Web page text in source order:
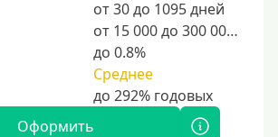
от 30 до 1095 дней
от 15 000 до 300 000 ₽
до 0.8%
Среднее
Оформить